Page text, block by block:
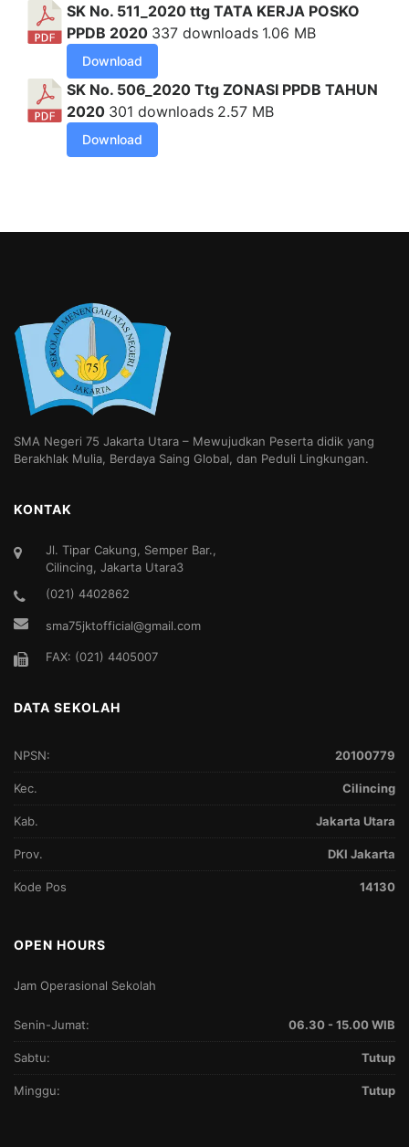
SK No. 511_2020 ttg TATA KERJA POSKO
PPDB 2020 337 downloads 1.06 MB
Download
SK No. 506_2020 Ttg ZONASI PPDB TAHUN
2020 301 downloads 2.57 MB
Download
SMA Negeri 75 Jakarta Utara – Mewujudkan Peserta didik yang
Berakhlak Mulia, Berdaya Saing Global, dan Peduli Lingkungan.
KONTAK
Jl. Tipar Cakung, Semper Bar.,
Cilincing, Jakarta Utara3
(021) 4402862
sma75jktofficial@gmail.com
FAX: (021) 4405007
DATA SEKOLAH
NPSN: 20100779
Kec. Cilincing
Kab. Jakarta Utara
Prov. DKI Jakarta
Kode Pos 14130
OPEN HOURS
Jam Operasional Sekolah
Senin-Jumat: 06.30 - 15.00 WIB
Sabtu: Tutup
Minggu: Tutup